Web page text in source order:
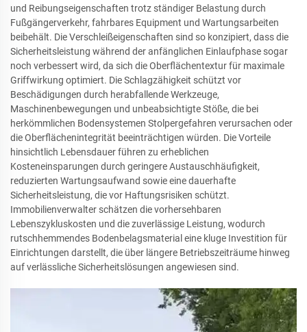
und Reibungseigenschaften trotz ständiger Belastung durch
Fußgängerverkehr, fahrbares Equipment und Wartungsarbeiten
beibehält. Die Verschleißeigenschaften sind so konzipiert, dass die
Sicherheitsleistung während der anfänglichen Einlaufphase sogar
noch verbessert wird, da sich die Oberflächentextur für maximale
Griffwirkung optimiert. Die Schlagzähigkeit schützt vor
Beschädigungen durch herabfallende Werkzeuge,
Maschinenbewegungen und unbeabsichtigte Stöße, die bei
herkömmlichen Bodensystemen Stolpergefahren verursachen oder
die Oberflächenintegrität beeinträchtigen würden. Die Vorteile
hinsichtlich Lebensdauer führen zu erheblichen
Kosteneinsparungen durch geringere Austauschhäufigkeit,
reduzierten Wartungsaufwand sowie eine dauerhafte
Sicherheitsleistung, die vor Haftungsrisiken schützt.
Immobilienverwalter schätzen die vorhersehbaren
Lebenszykluskosten und die zuverlässige Leistung, wodurch
rutschhemmendes Bodenbelagsmaterial eine kluge Investition für
Einrichtungen darstellt, die über längere Betriebszeiträume hinweg
auf verlässliche Sicherheitslösungen angewiesen sind.